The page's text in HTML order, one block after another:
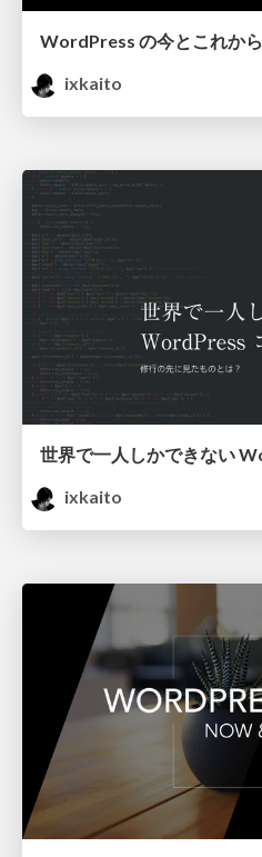
WordPress の今とこれから
ixkaito
ixkaito